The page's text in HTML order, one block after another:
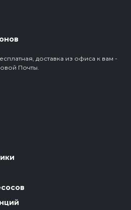
доставка из офиса к вам -
Почты.